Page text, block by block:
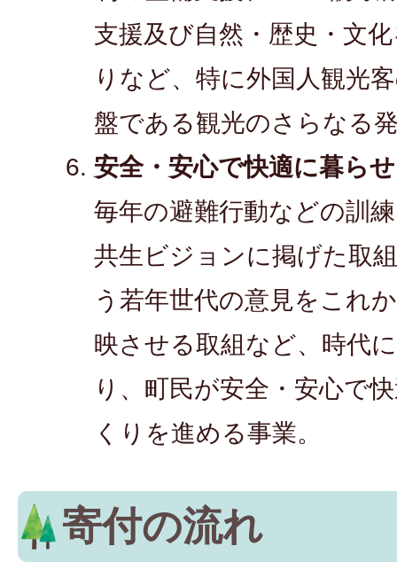
支援及び自然・歴史・文
りなど、特に外国人観光
盤である観光のさらなる
安全・安心で快適に暮ら
毎年の避難行動などの訓
共生ビジョンに掲げた取
う若年世代の意見をこれ
映させる取組など、時代
り、町民が安全・安心で
くりを進める事業。
寄付の流れ